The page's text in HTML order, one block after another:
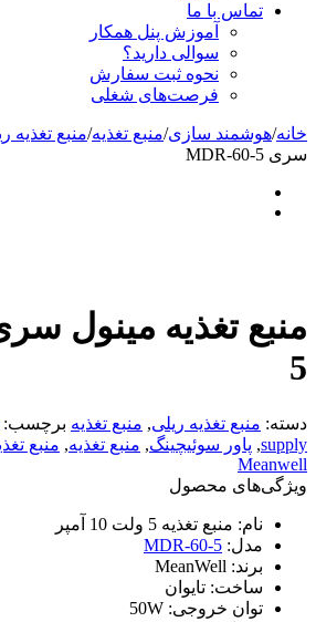
تماس با ما
آموزش پنل همکار
سوالی دارید؟
نحوه ثبت سفارش
فرصت‌های شغلی
خانه/هوشمند سازی/منبع تغذیه/منبع تغذیه
سری MDR-60-5
5
دسته: منبع تغذیه ریلی, منبع تغذیه برچسب:
supply
, پاور سوئیچینگ, منبع تغذیه, منبع
Meanwell
ویژگی‌های محصول
نام: منبع تغذیه 5 ولت 10 آمپر
مدل: MDR-60-5
برند: MeanWell
ساخت: تایوان
توان خروجی: 50W